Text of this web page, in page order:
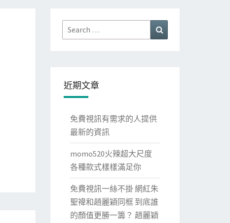
Search
for:
近期文章
免費視訊有需求的人提供
最新的資訊
momo520火辣超大尺度
各種款式樣樣滿足你
免費視訊一絲不掛 網紅朱
聖禕和趙麗穎同框 到底誰
的顏值更勝一籌？ 趙麗穎